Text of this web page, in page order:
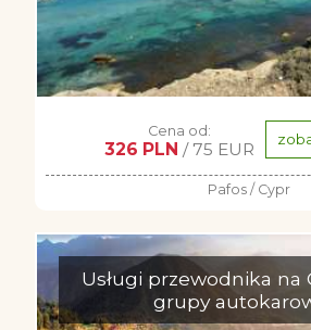
Cena od:
326 PLN / 75 EUR
Pafos / Cypr
Usługi przewodnika na
grupy